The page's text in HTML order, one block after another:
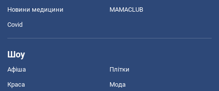
Новини медицини MAMACLUB
Covid
Шоу
Афіша Плітки
Краса Мода